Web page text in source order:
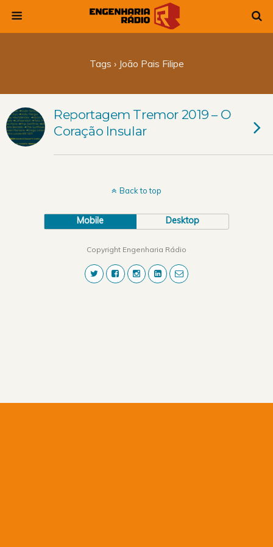
Tags › João Pais Filipe
Reportagem Tremor 2019 – O
Coração Insular
Back to top
Mobile Desktop
Copyright Engenharia Rádio